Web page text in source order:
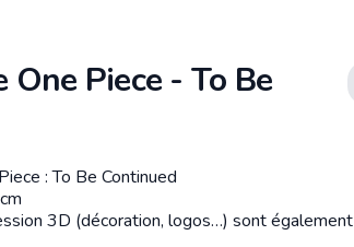
Piece - To Be
: To Be Continued
3D (décoration, logos…) sont également